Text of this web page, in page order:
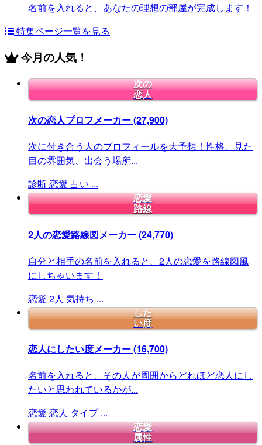
名前を入れると、あなたの理想の部屋が完成します！
特集ページ一覧を見る
今月の人気！
次の
恋人
次の恋人プロフメーカー(27,900)
次に付き合う人のプロフィールを大予想！性格、見た
目の雰囲気、出会う場所...
診断恋愛 占い ...
恋愛
路線
2人の恋愛路線図メーカー(24,770)
自分と相手の名前を入れると、2人の恋愛を路線図風
にしちゃいます！
恋愛 2人 気持ち ...
した
い度
恋人にしたい度メーカー(16,700)
名前を入れると、その人が周囲からどれほど恋人にし
たいと思われているかが...
恋愛 恋人 タイプ ...
恋愛
属性